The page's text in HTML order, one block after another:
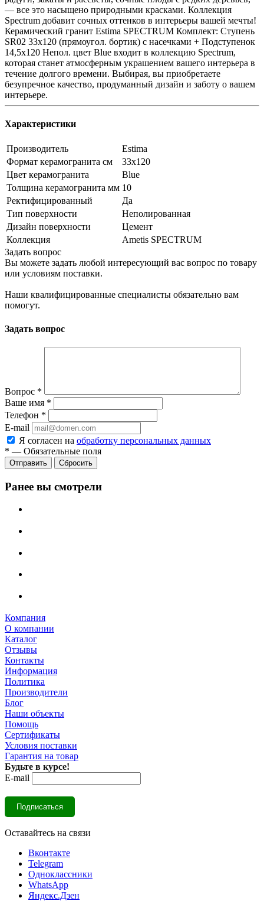
— все это насыщено природными красками. Коллекция
Spectrum добавит сочных оттенков в интерьеры вашей мечты!
Керамический гранит Estima SPECTRUM Комплект: Ступень
SR02 33x120 (прямоугол. бортик) с насечками + Подступенок
14,5x120 Непол. цвет Blue входит в коллекцию Spectrum,
которая станет атмосферным украшением вашего интерьера в
течение долгого времени. Выбирая, вы приобретаете
безупречное качество, продуманный дизайн и заботу о вашем
интерьере.
Характеристики
Производитель
Estima
Формат керамогранита см
33х120
Цвет керамогранита
Blue
Толщина керамогранита мм 10
Ректифицированный
Да
Тип поверхности
Неполированная
Дизайн поверхности
Цемент
Коллекция
Ametis SPECTRUM
Задать вопрос
Вы можете задать любой интересующий вас вопрос по товару
или условиям поставки.
Наши квалифицированные специалисты обязательно вам
помогут.
Задать вопрос
Вопрос *
Ваше имя *
Телефон *
E-mail
Я согласен на обработку персональных данных
* — Обязательные поля
Сбросить
Ранее вы смотрели
Компания
О компании
Каталог
Отзывы
Контакты
Информация
Политика
Производители
Блог
Наши объекты
Помощь
Сертификаты
Условия поставки
Гарантия на товар
Будьте в курсе!
E-mail
Оставайтесь на связи
Вконтакте
Telegram
Одноклассники
WhatsApp
Яндекс.Дзен